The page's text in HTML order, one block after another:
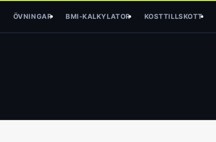
ÖVNINGAR BMI-KALKYLATOR KOSTTILLSKOTT